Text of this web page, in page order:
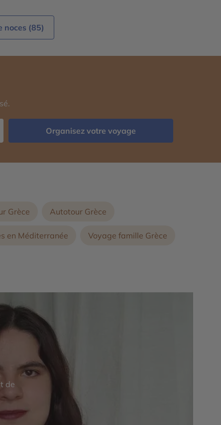
noces (85)
Organisez votre voyage
Grèce Autotour Grèce
en Méditerranée Voyage famille Grèce
de